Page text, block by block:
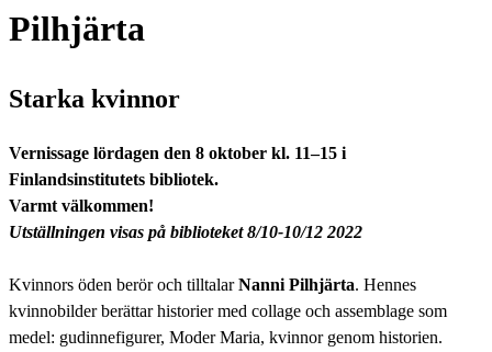
Pilhjärta
Starka kvinnor
Vernissage lördagen den 8 oktober kl. 11–15 i
Finlandsinstitutets bibliotek.
Varmt välkommen!
Utställningen visas på biblioteket 8/10-10/12 2022
Kvinnors öden berör och tilltalarNanni Pilhjärta. Hennes
kvinnobilder berättar historier med collage och assemblage som
medel: gudinnefigurer, Moder Maria, kvinnor genom historien.